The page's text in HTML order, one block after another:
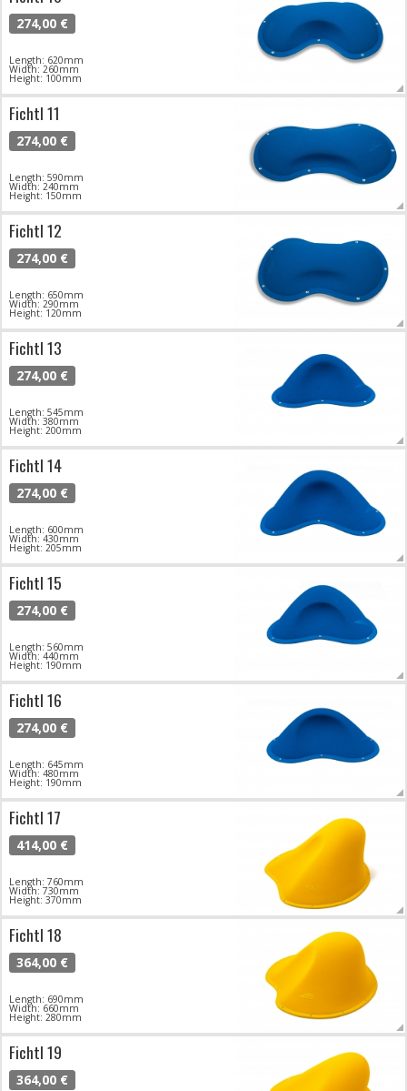
274,00 €
Length: 620mm
Width: 260mm
Height: 100mm
Fichtl 11
274,00 €
Length: 590mm
Width: 240mm
Height: 150mm
Fichtl 12
274,00 €
Length: 650mm
Width: 290mm
Height: 120mm
Fichtl 13
274,00 €
Length: 545mm
Width: 380mm
Height: 200mm
Fichtl 14
274,00 €
Length: 600mm
Width: 430mm
Height: 205mm
Fichtl 15
274,00 €
Length: 560mm
Width: 440mm
Height: 190mm
Fichtl 16
274,00 €
Length: 645mm
Width: 480mm
Height: 190mm
Fichtl 17
414,00 €
Length: 760mm
Width: 730mm
Height: 370mm
Fichtl 18
364,00 €
Length: 690mm
Width: 660mm
Height: 280mm
Fichtl 19
364,00 €